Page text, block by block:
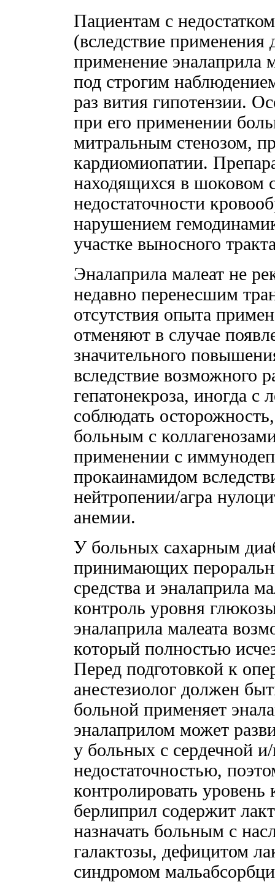
Пациентам с
(вследствие применения
применение эналаприла
под строгим
раз вития гипотензии.
при его применении
митральным стенозом,
кардиомиопатии.
находящихся в шоковом
недостаточности
нарушением
участке выносного
Эналаприла малеат не
недавно перенесшим
отсутствия опыта
отменяют в случае
значительного
вследствие возможного
гепатонекроза, иногда
соблюдать
больным с
применении с
прокаинамидом
нейтропении/агра
анемии.
У больных сахарным
принимающих
средства и эналаприла
контроль уровня
эналаприла малеата
который полностью
Перед подготовкой к
анестезиолог должен
больной применяет
эналаприлом может
у больных с сердечной
недостаточностью,
контролировать
берлиприл содержит
назначать больным с
галактозы, дефицитом
синдромом